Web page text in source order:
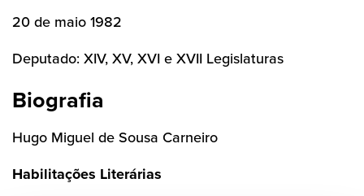
20 de maio 1982
Deputado: XIV, XV, XVI e XVII Legislaturas
Biografia
Hugo Miguel de Sousa Carneiro
Habilitações Literárias